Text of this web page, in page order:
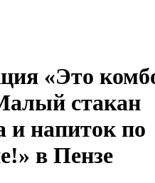
«Это
стакан
и напиток по
в Пензе